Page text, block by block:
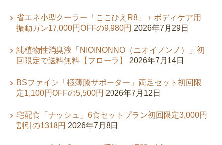
省エネ小型クーラー「ここひえR8」＋ボディケア用
振動ガン17,000円OFFの9,980円 2026年7月29日
純植物性消臭液「NIOINONNO（ニオイノンノ）」初
回限定で送料無料【フローラ】
2026年7月14日
BSファイン「極薄膝サポーター」両足セット初回限
定1,100円OFFの5,500円 2026年7月12日
宅配食「ナッシュ」6食セットプラン初回限定3,000円
割引の1318円 2026年7月8日